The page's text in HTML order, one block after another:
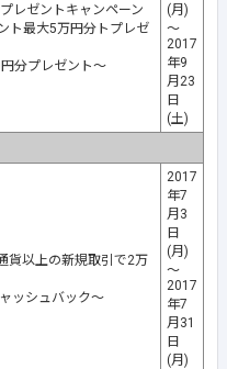
レゼントキャンペーン
ト最大5万円分トプレゼ
分プレゼント～
(月)
～
2017
年9
月23
日
(土)
貨以上の新規取引で2万
ッシュバック～
2017
年7
月3
日
(月)
～
2017
年7
月31
日
(月)